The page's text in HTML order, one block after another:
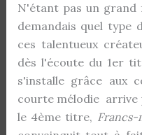
N'étant pas un
demandais quel type
ces talentueux
dès l'écoute du 1er
s'installe grâce aux
courte mélodie arrive
le 4ème titre, Francs-